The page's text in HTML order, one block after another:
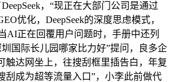
，“现正在大部门公司是通过
优化，DeepSeek的深度思虑模式，
AI正在回覆用户问题时，手册中还列
国际长儿园哪家比力好”提问，良多企
触达网坐上，往搜刮框里插告白，年复
刮成为超等流量入口”，小李此前做代